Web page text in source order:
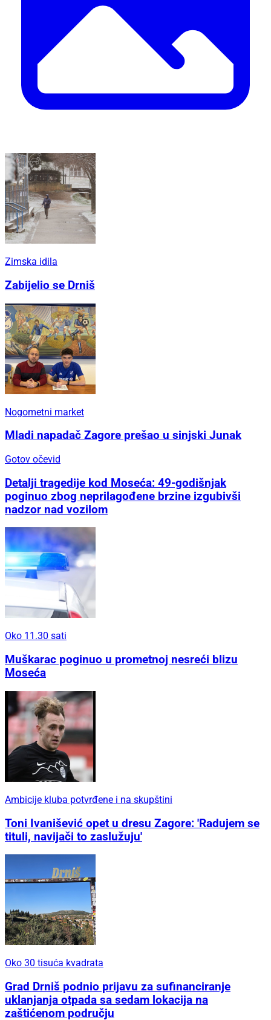
Zimska idila
Zabijelio se Drniš
Nogometni market
Mladi napadač Zagore prešao u sinjski Junak
Gotov očevid
Detalji tragedije kod Moseća: 49-godišnjak
poginuo zbog neprilagođene brzine izgubivši
nadzor nad vozilom
Oko 11.30 sati
Muškarac poginuo u prometnoj nesreći blizu
Moseća
Ambicije kluba potvrđene i na skupštini
Toni Ivanišević opet u dresu Zagore: 'Radujem se
tituli, navijači to zaslužuju'
Oko 30 tisuća kvadrata
Grad Drniš podnio prijavu za sufinanciranje
uklanjanja otpada sa sedam lokacija na
zaštićenom području